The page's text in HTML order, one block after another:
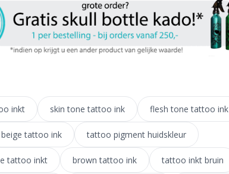
inkt skin tone tattoo ink flesh tone tattoo ink
beige tattoo ink tattoo pigment huidskleur
tattoo inkt brown tattoo ink tattoo inkt bruin